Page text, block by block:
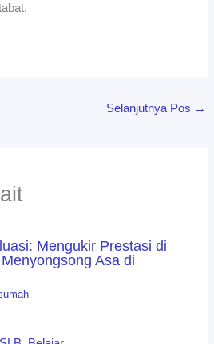
Selanjutnya Pos →
Mengukir Prestasi di
Asa di